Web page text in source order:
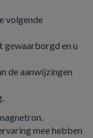
volgende
gewaarborgd en u
de aanwijzingen
mee hebben